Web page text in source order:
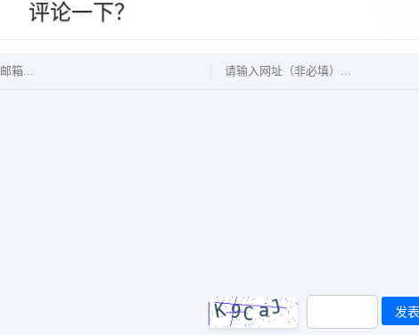
评论一下？
发